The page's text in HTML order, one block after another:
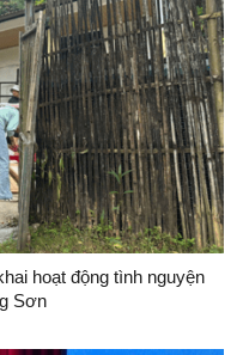
hoạt động tình nguyện
Sơn